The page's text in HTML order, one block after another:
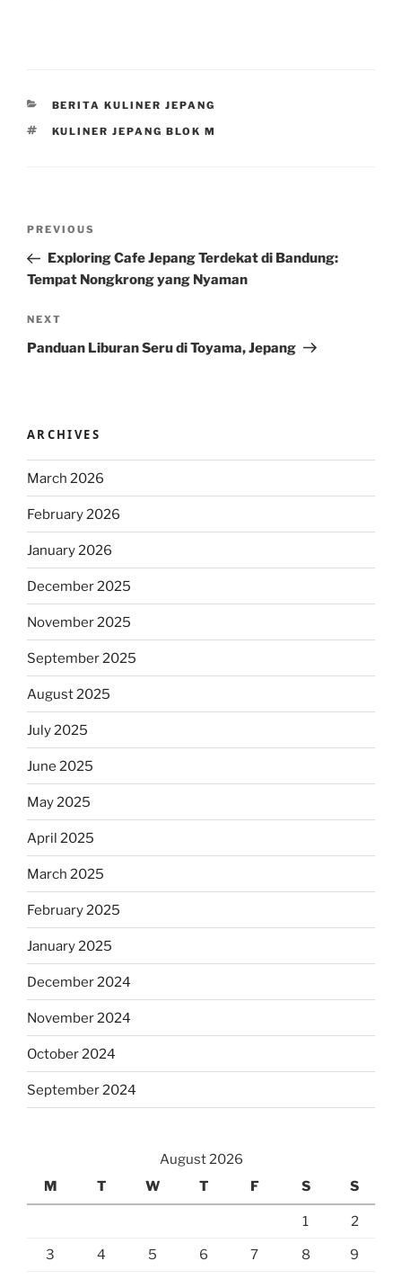
CATEGORIES
BERITA KULINER JEPANG
TAGS
KULINER JEPANG BLOK M
Previous
Post
PREVIOUS
Exploring Cafe Jepang Terdekat di Bandung:
Tempat Nongkrong yang Nyaman
Next
Post
NEXT
Panduan Liburan Seru di Toyama, Jepang
ARCHIVES
March 2026
February 2026
January 2026
December 2025
November 2025
September 2025
August 2025
July 2025
June 2025
May 2025
April 2025
March 2025
February 2025
January 2025
December 2024
November 2024
October 2024
September 2024
August 2026
M
T W T F S S
1 2
3 4 5 6 7 8 9